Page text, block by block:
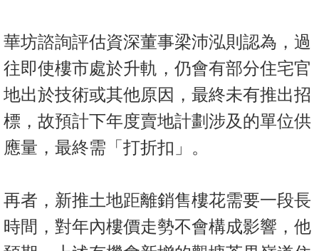
華坊諮詢評估資深董事梁沛泓則認為，過
往即使樓市處於升軌，仍會有部分住宅官
地出於技術或其他原因，最終未有推出招
標，故預計下年度賣地計劃涉及的單位供
應量，最終需「打折扣」。
再者，新推土地距離銷售樓花需要一段長
時間，對年內樓價走勢不會構成影響，他